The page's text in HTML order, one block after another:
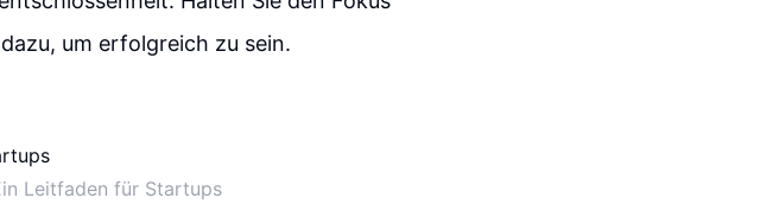
um erfolgreich zu sein.
Leitfaden für Startups